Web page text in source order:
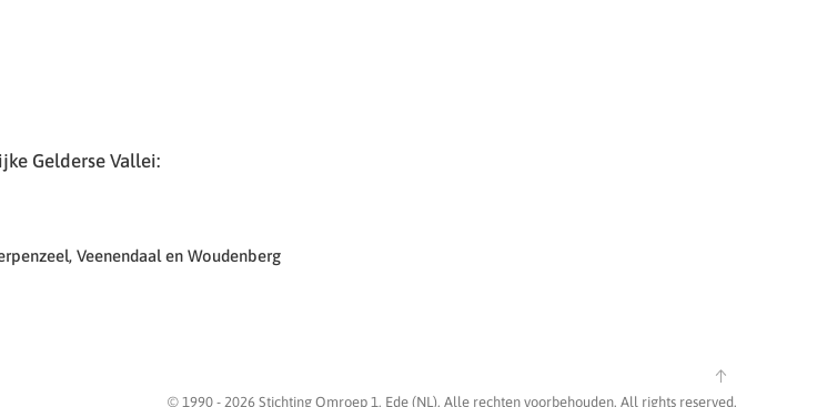
Gelderse Vallei:
Veenendaal en Woudenberg
© 1990 - 2026 Stichting Omroep 1, Ede (NL). Alle rechten voorbehouden. All rights reserved.